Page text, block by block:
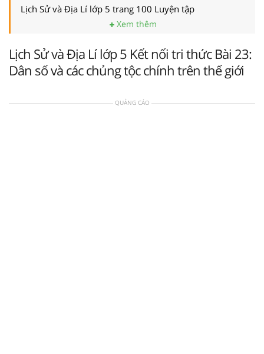
Lịch Sử và Địa Lí lớp 5 trang 100 Luyện tập
Xem thêm
Lịch Sử và Địa Lí lớp 5 Kết nối tri thức Bài 23:
Dân số và các chủng tộc chính trên thế giới
QUẢNG CÁO